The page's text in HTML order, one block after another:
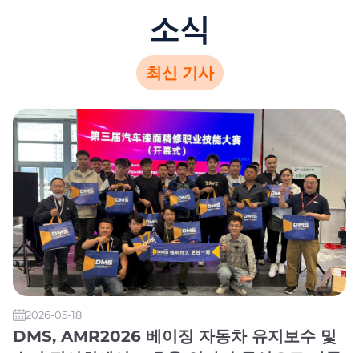
소식
최신 기사
2026-05-18
DMS, AMR2026 베이징 자동차 유지보수 및